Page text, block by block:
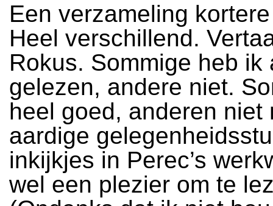
Een verzameling
Heel verschillend.
Rokus. Sommige heb ik
gelezen, andere niet.
heel goed, anderen niet
aardige
inkijkjes in Perec’s
wel een plezier om te